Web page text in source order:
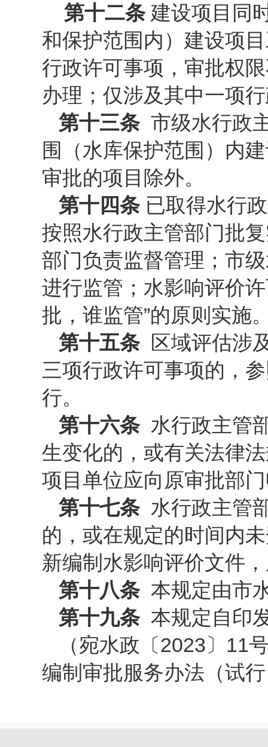
第十二条 建设项目同
和保护范围内）建设项
行政许可事项，审批权
办理；仅涉及其中一项
第十三条 市级水行政
围（水库保护范围）内
审批的项目除外。
第十四条 已取得水行
按照水行政主管部门批
部门负责监督管理；市
进行监管；水影响评价
批，谁监管”的原则实施
第十五条 区域评估涉
三项行政许可事项的，
行。
第十六条 水行政主管
生变化的，或有关法律
项目单位应向原审批部
第十七条 水行政主管
的，或在规定的时间内
新编制水影响评价文件
第十八条 本规定由市
第十九条 本规定自印
（宛水政〔2023〕11
编制审批服务办法（试